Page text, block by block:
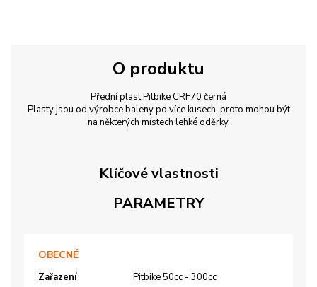
O produktu
Přední plast Pitbike CRF70 černá
Plasty jsou od výrobce baleny po více kusech, proto mohou být
na některých místech lehké oděrky.
Klíčové vlastnosti
PARAMETRY
OBECNÉ
Zařazení
Pitbike 50cc - 300cc